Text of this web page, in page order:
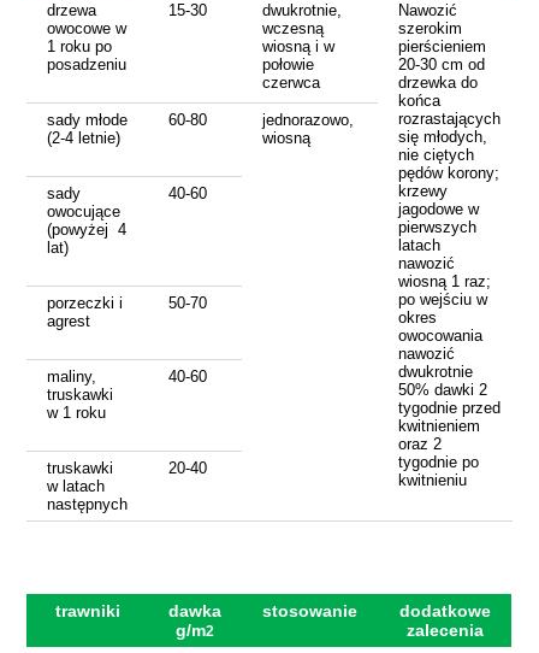
drzewa
owocowe w
1 roku po
posadzeniu
15-30
dwukrotnie,
wczesną
wiosną i w
połowie
czerwca
Nawozić
szerokim
pierścieniem
20-30 cm od
drzewka do
końca
rozrastających
się młodych,
nie ciętych
pędów korony;
krzewy
jagodowe w
pierwszych
latach
nawozić
wiosną 1 raz;
po wejściu w
okres
owocowania
nawozić
dwukrotnie
50% dawki 2
tygodnie przed
kwitnieniem
oraz 2
tygodnie po
kwitnieniu
sady młode
(2-4 letnie)
60-80
jednorazowo,
wiosną
sady
owocujące
(powyżej 4
lat)
40-60
porzeczki i
agrest
50-70
maliny,
truskawki
w 1 roku
40-60
truskawki
w latach
następnych
20-40
trawniki
dawka
g/m2
stosowanie
dodatkowe
zalecenia